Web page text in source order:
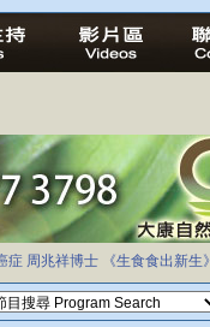
症 周兆祥博士 《生食食出新生》